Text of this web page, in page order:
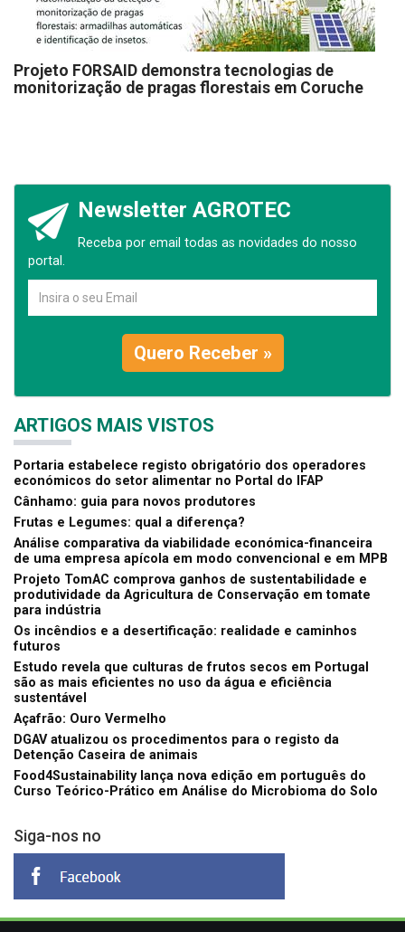
Projeto FORSAID demonstra tecnologias de
monitorização de pragas florestais em Coruche
Newsletter AGROTEC
Receba por email todas as novidades do nosso
portal.
Quero Receber »
ARTIGOS MAIS VISTOS
Portaria estabelece registo obrigatório dos operadores
económicos do setor alimentar no Portal do IFAP
Cânhamo: guia para novos produtores
Frutas e Legumes: qual a diferença?
Análise comparativa da viabilidade económica-financeira
de uma empresa apícola em modo convencional e em MPB
Projeto TomAC comprova ganhos de sustentabilidade e
produtividade da Agricultura de Conservação em tomate
para indústria
Os incêndios e a desertificação: realidade e caminhos
futuros
Estudo revela que culturas de frutos secos em Portugal
são as mais eficientes no uso da água e eficiência
sustentável
Açafrão: Ouro Vermelho
DGAV atualizou os procedimentos para o registo da
Detenção Caseira de animais
Food4Sustainability lança nova edição em português do
Curso Teórico-Prático em Análise do Microbioma do Solo
Siga-nos no